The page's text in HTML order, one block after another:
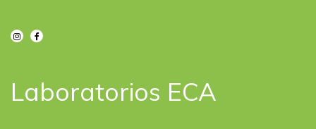
Laboratorios ECA​